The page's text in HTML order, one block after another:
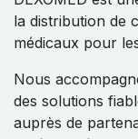
la distribution de
médicaux pour
Nous
des solutions
auprès de